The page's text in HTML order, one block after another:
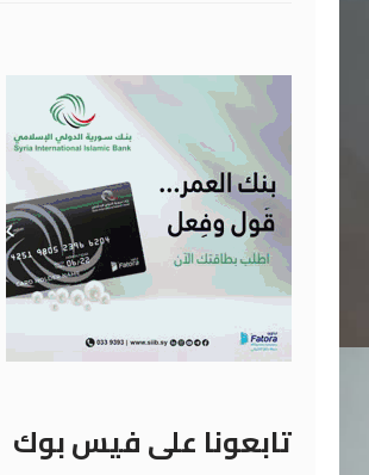
تابعونا على فيس بوك